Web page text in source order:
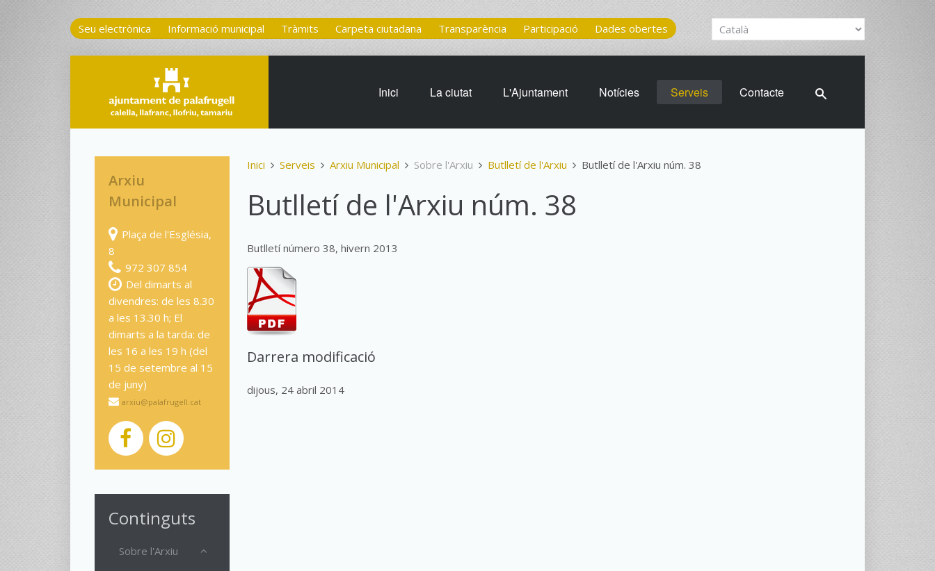
Seu electrònica Informació municipal Tràmits Carpeta ciutadana Transparència Participació Dades obertes
Inici La ciutat L'Ajuntament Notícies Serveis Contacte
Inici Serveis Arxiu Municipal Sobre l'Arxiu Butlletí de l'Arxiu Butlletí de l'Arxiu núm. 38
Butlletí de l'Arxiu núm. 38
Butlletí número 38, hivern 2013
Darrera modificació
dijous, 24 abril 2014
Arxiu
Municipal
Plaça de l'Església,
8
972 307 854
Del dimarts al
divendres: de les 8.30
a les 13.30 h; El
dimarts a la tarda: de
les 16 a les 19 h (del
15 de setembre al 15
de juny)
arxiu@palafrugell.cat
Continguts
Sobre l'Arxiu